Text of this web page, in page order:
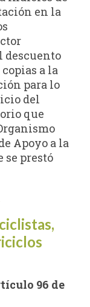
en la
descuento
a la
para lo
del
que
Apoyo a la
se prestó
96 de